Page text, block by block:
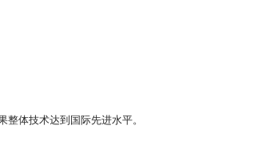
体技术达到国际先进水平。